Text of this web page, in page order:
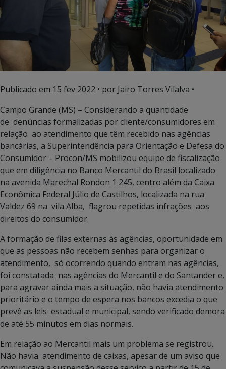
Publicado em 15 fev 2022 • por Jairo Torres Vilalva •
Campo Grande (MS) – Considerando a quantidade
de denúncias formalizadas por cliente/consumidores em
relação ao atendimento que têm recebido nas agências
bancárias, a Superintendência para Orientação e Defesa do
Consumidor – Procon/MS mobilizou equipe de fiscalização
que em diligência no Banco Mercantil do Brasil localizado
na avenida Marechal Rondon 1 245, centro além da Caixa
Econômica Federal Júlio de Castilhos, localizada na rua
Valdez 69 na vila Alba, flagrou repetidas infrações aos
direitos do consumidor.
A formação de filas externas às agências, oportunidade em
que as pessoas não recebem senhas para organizar o
atendimento, só ocorrendo quando entram nas agências,
foi constatada nas agências do Mercantil e do Santander e,
para agravar ainda mais a situação, não havia atendimento
prioritário e o tempo de espera nos bancos excedia o que
prevê as leis estadual e municipal, sendo verificado demora
de até 55 minutos em dias normais.
Em relação ao Mercantil mais um problema se registrou.
Não havia atendimento de caixas, apesar de um aviso que